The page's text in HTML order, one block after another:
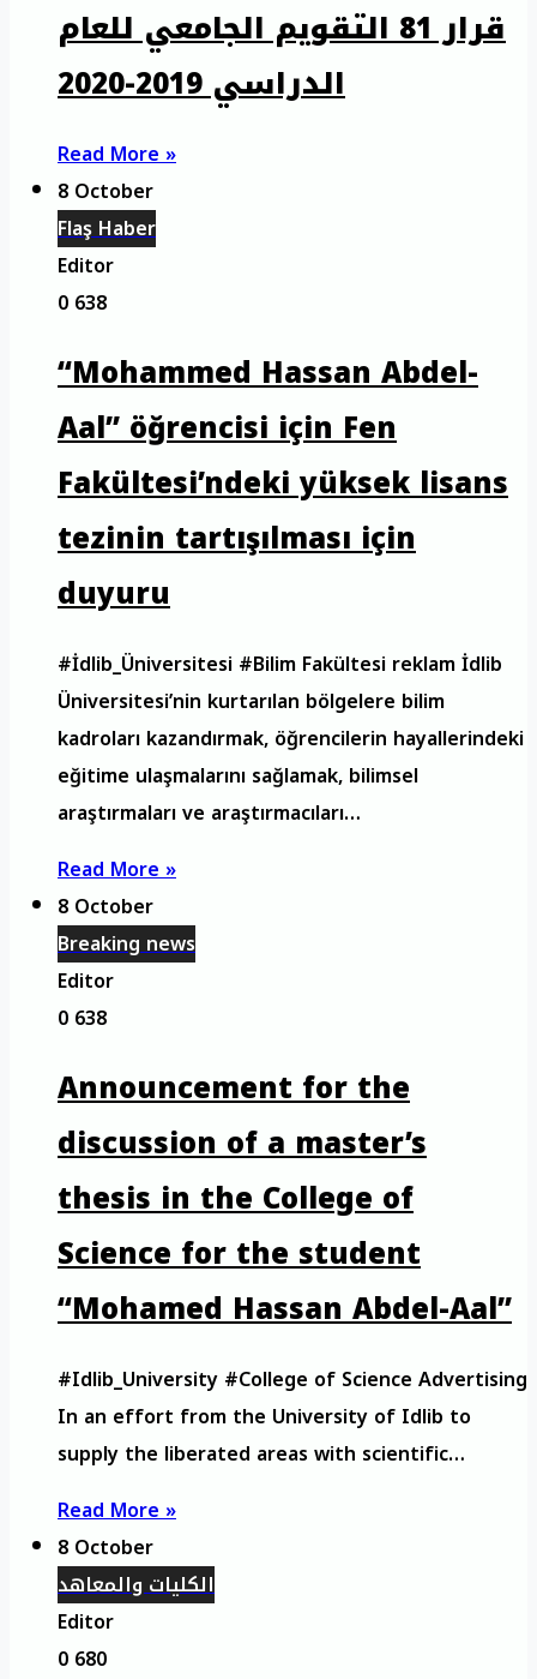
قرار 81 التقويم الجامعي للعام
الدراسي 2019-2020
Read More »
8 October
Flaş Haber
Editor
0638
“Mohammed Hassan Abdel-
Aal” öğrencisi için Fen
Fakültesi’ndeki yüksek lisans
tezinin tartışılması için
duyuru
#İdlib_Üniversitesi #Bilim Fakültesi reklam İdlib
Üniversitesi’nin kurtarılan bölgelere bilim
kadroları kazandırmak, öğrencilerin hayallerindeki
eğitime ulaşmalarını sağlamak, bilimsel
araştırmaları ve araştırmacıları…
Read More »
8 October
Breaking news
Editor
0638
Announcement for the
discussion of a master’s
thesis in the College of
Science for the student
“Mohamed Hassan Abdel-Aal”
#Idlib_University #College of Science Advertising
In an effort from the University of Idlib to
supply the liberated areas with scientific…
Read More »
8 October
الكليات والمعاهد
Editor
0680